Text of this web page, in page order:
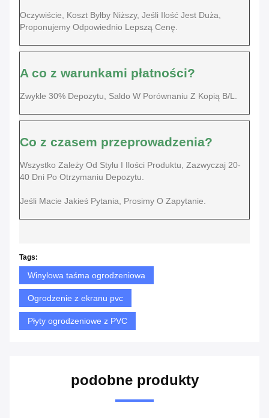
Oczywiście, Koszt Byłby Niższy, Jeśli Ilość Jest Duża,
Proponujemy Odpowiednio Lepszą Cenę.
A co z warunkami płatności?
Zwykle 30% Depozytu, Saldo W Porównaniu Z Kopią B/L.
Co z czasem przeprowadzenia?
Wszystko Zależy Od Stylu I Ilości Produktu, Zazwyczaj 20-
40 Dni Po Otrzymaniu Depozytu.
Jeśli Macie Jakieś Pytania, Prosimy O Zapytanie.
Tags:
Winylowa taśma ogrodzeniowa
Ogrodzenie z ekranu pvc
Płyty ogrodzeniowe z PVC
podobne produkty